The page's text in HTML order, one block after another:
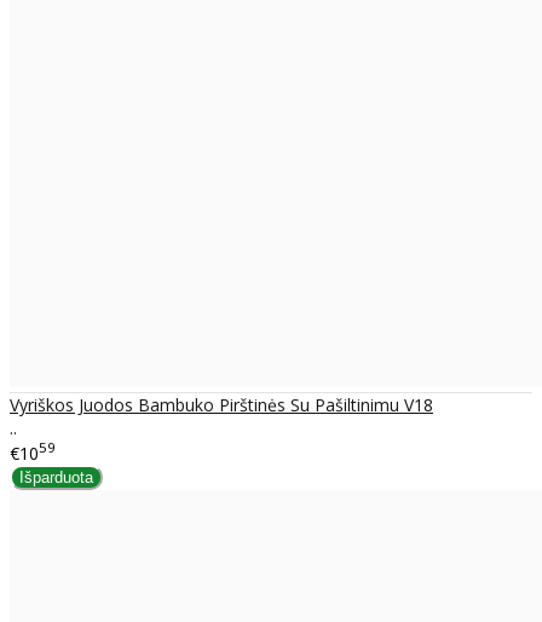
Vyriškos Juodos Bambuko Pirštinės Su Pašiltinimu V18
..
€1059